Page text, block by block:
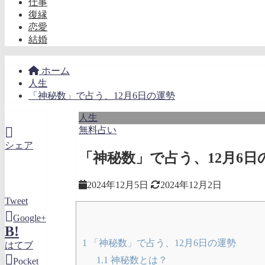
復縁
恋愛
結婚
ホーム
人生
「神秘数」で占う、12月6日の運勢
シェア
Tweet
Google+
B!
はてブ
Pocket
人生
無料占い
「神秘数」で占う、12月6日
2024年12月5日 2024年12月2日
1
「神秘数」で占う、12月6日の運勢
1.1 神秘数とは？